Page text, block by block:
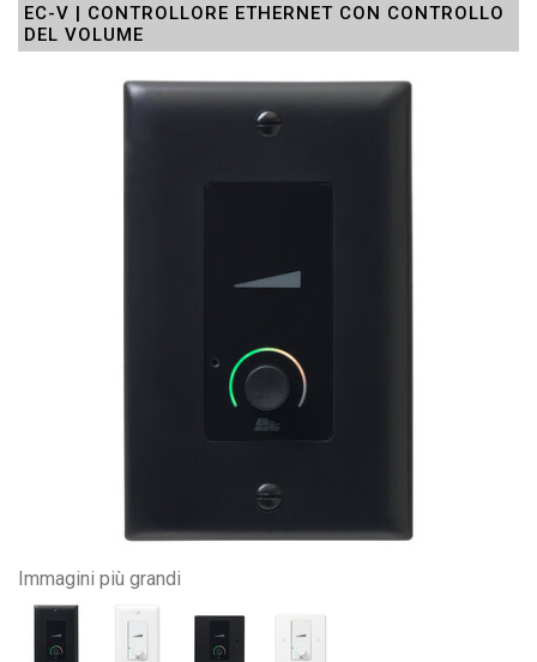
EC-V | CONTROLLORE ETHERNET CON CONTROLLO
DEL VOLUME
Immagini più grandi